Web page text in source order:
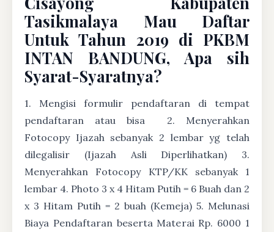
Tasikmalaya Mau Daftar
Untuk Tahun 2019 di PKBM
INTAN BANDUNG, Apa sih
Syarat-Syaratnya?
1. Mengisi formulir pendaftaran di tempat
pendaftaran atau bisa
2. Menyerahkan
Fotocopy Ijazah sebanyak 2 lembar yg telah
dilegalisir (Ijazah Asli Diperlihatkan) 3.
Menyerahkan Fotocopy KTP/KK sebanyak 1
lembar 4. Photo 3 x 4 Hitam Putih = 6 Buah dan 2
x 3 Hitam Putih = 2 buah (Kemeja) 5. Melunasi
Biaya Pendaftaran beserta Materai Rp. 6000 1